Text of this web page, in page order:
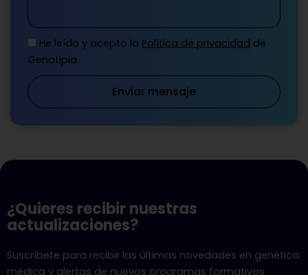
He leído y acepto la Política de privacidad de
Genotipia
Enviar mensaje
¿Quieres recibir nuestras
actualizaciones?
Suscríbete para recibir las últimas novedades en genética
médica y alertas de nuevos programas formativos